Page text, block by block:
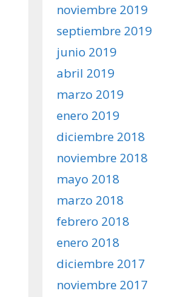
noviembre 2019
septiembre 2019
junio 2019
abril 2019
marzo 2019
enero 2019
diciembre 2018
noviembre 2018
mayo 2018
marzo 2018
febrero 2018
enero 2018
diciembre 2017
noviembre 2017